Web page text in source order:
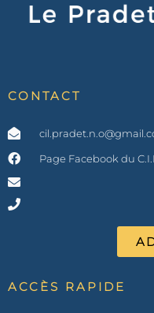
CONTACT
Page Facebook du
ACCÈS RAPIDE